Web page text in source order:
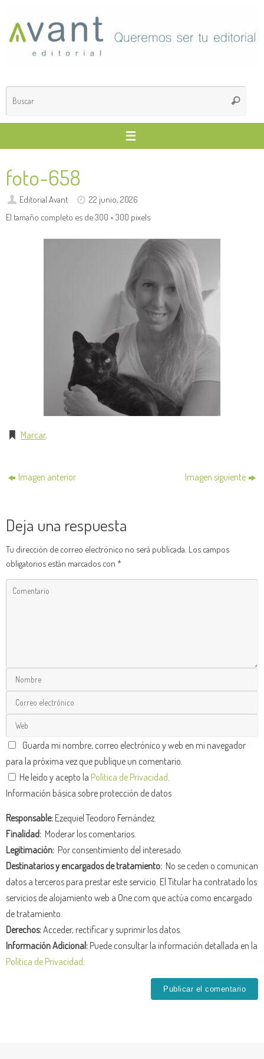
contenido
Buscar
foto-658
Editorial Avant
22 junio, 2026
El tamaño completo es de300 × 300 pixels
Marcar.
Imagen anterior Imagen siguiente
Deja una respuesta
Tu dirección de correo electrónico no será publicada. Los campos
obligatorios están marcados con *
Guarda mi nombre, correo electrónico y web en mi navegador
para la próxima vez que publique un comentario.
He leído y acepto la Política de Privacidad
Información básica sobre protección de datos
Responsable:Ezequiel Teodoro Fernández.
Finalidad: Moderar los comentarios.
Legitimación: Por consentimiento del interesado.
Destinatarios y encargados de tratamiento: No se ceden o comunican
datos a terceros para prestar este servicio. El Titular ha contratado los
servicios de alojamiento web a One.com que actúa como encargado
de tratamiento.
Derechos:Acceder, rectificar y suprimir los datos.
Información Adicional:Puede consultar la información detallada en la
Política de Privacidad